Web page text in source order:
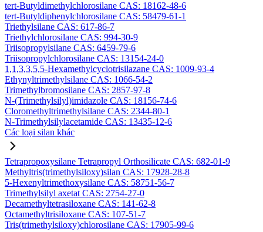
tert-Butyldimethylchlorosilane CAS: 18162-48-6
tert-Butyldiphenylchlorosilane CAS: 58479-61-1
Triethylsilane CAS: 617-86-7
Triethylchlorosilane CAS: 994-30-9
Triisopropylsilane CAS: 6459-79-6
Triisopropylchlorosilane CAS: 13154-24-0
1,1,3,3,5,5-Hexamethylcyclotrisilazane CAS: 1009-93-4
Ethynyltrimethylsilane CAS: 1066-54-2
Trimethylbromosilane CAS: 2857-97-8
N-(Trimethylsilyl)imidazole CAS: 18156-74-6
Cloromethyltrimethylsilane CAS: 2344-80-1
N-Trimethylsilylacetamide CAS: 13435-12-6
Các loại silan khác
Tetrapropoxysilane Tetrapropyl Orthosilicate CAS: 682-01-9
Methyltris(trimethylsiloxy)silan CAS: 17928-28-8
5-Hexenyltrimethoxysilane CAS: 58751-56-7
Trimethylsilyl axetat CAS: 2754-27-0
Decamethyltetrasiloxane CAS: 141-62-8
Octamethyltrisiloxane CAS: 107-51-7
Tris(trimethylsiloxy)chlorosilane CAS: 17905-99-6